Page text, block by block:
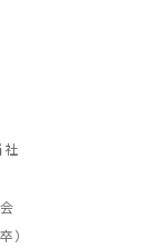
）